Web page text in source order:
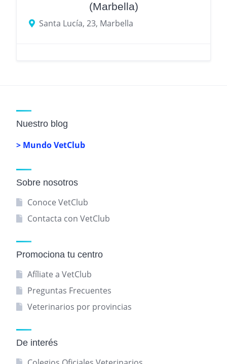
(Marbella)
Santa Lucía, 23, Marbella
Nuestro blog
> Mundo VetClub
Sobre nosotros
Conoce VetClub
Contacta con VetClub
Promociona tu centro
Afíliate a VetClub
Preguntas Frecuentes
Veterinarios por provincias
De interés